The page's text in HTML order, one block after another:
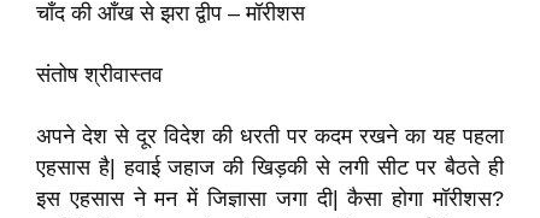
चाँद की आँख से झरा द्वीप – मॉरीशस
संतोष श्रीवास्तव
अपने देश से दूर विदेश की धरती पर कदम रखने का यह पहला
एहसास है| हवाई जहाज की खिड़की से लगी सीट पर बैठते ही
इस एहसास ने मन में जिज्ञासा जगा दी| कैसा होगा मॉरीशस?